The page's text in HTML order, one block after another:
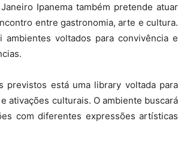
Ipanema também pretende atuar
entre gastronomia, arte e cultura.
ambientes voltados para convivência e
previstos está uma library voltada para
ativações culturais. O ambiente buscará
com diferentes expressões artísticas